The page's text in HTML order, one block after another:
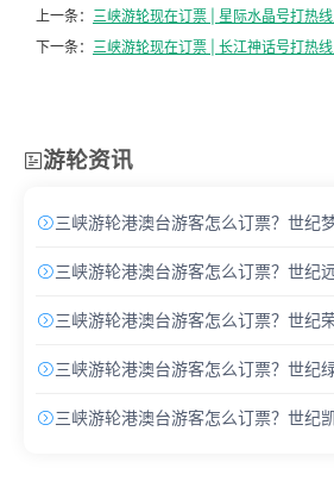
上一条： 三峡游轮现在订票 | 星际水晶号打热
下一条： 三峡游轮现在订票 | 长江神话号打热
 游轮资讯
三峡游轮港澳台游客怎么订票？世纪
三峡游轮港澳台游客怎么订票？世纪
三峡游轮港澳台游客怎么订票？世纪
三峡游轮港澳台游客怎么订票？世纪
三峡游轮港澳台游客怎么订票？世纪